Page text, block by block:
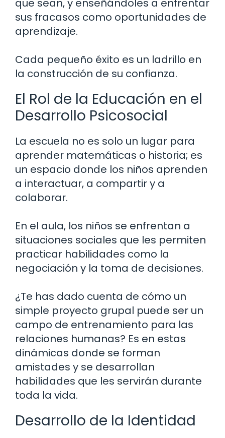
que sean, y enseñándoles a enfrentar
sus fracasos como oportunidades de
aprendizaje.
Cada pequeño éxito es un ladrillo en
la construcción de su confianza.
El Rol de la Educación en el
Desarrollo Psicosocial
La escuela no es solo un lugar para
aprender matemáticas o historia; es
un espacio donde los niños aprenden
a interactuar, a compartir y a
colaborar.
En el aula, los niños se enfrentan a
situaciones sociales que les permiten
practicar habilidades como la
negociación y la toma de decisiones.
¿Te has dado cuenta de cómo un
simple proyecto grupal puede ser un
campo de entrenamiento para las
relaciones humanas? Es en estas
dinámicas donde se forman
amistades y se desarrollan
habilidades que les servirán durante
toda la vida.
Desarrollo de la Identidad